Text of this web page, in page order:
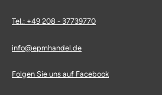
Tel.: +49 208 - 37739770
info@epmhandel.de
Folgen Sie uns auf Facebook